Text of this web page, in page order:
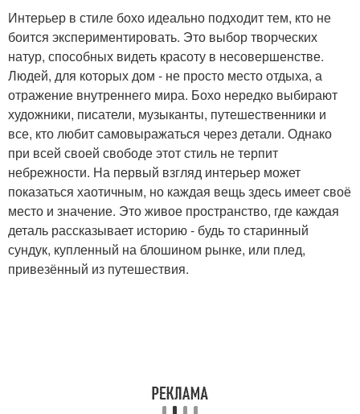
Интерьер в стиле бохо идеально подходит тем, кто не
боится экспериментировать. Это выбор творческих
натур, способных видеть красоту в несовершенстве.
Людей, для которых дом - не просто место отдыха, а
отражение внутреннего мира. Бохо нередко выбирают
художники, писатели, музыканты, путешественники и
все, кто любит самовыражаться через детали. Однако
при всей своей свободе этот стиль не терпит
небрежности. На первый взгляд интерьер может
показаться хаотичным, но каждая вещь здесь имеет своё
место и значение. Это живое пространство, где каждая
деталь рассказывает историю - будь то старинный
сундук, купленный на блошином рынке, или плед,
привезённый из путешествия.